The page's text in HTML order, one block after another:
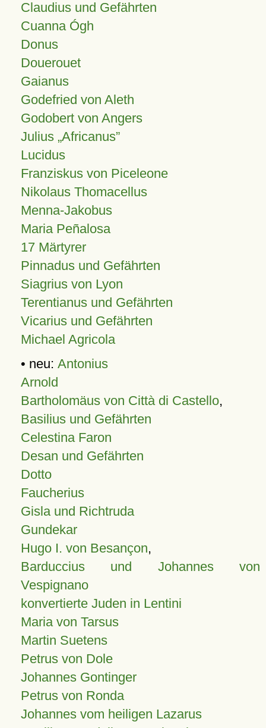
Claudius und Gefährten
Cuanna Ógh
Donus
Douerouet
Gaianus
Godefried von Aleth
Godobert von Angers
Julius Africanus
Lucidus
Franziskus von Piceleone
Nikolaus Thomacellus
Menna-Jakobus
Maria Peñalosa
17 Märtyrer
Pinnadus und Gefährten
Siagrius von Lyon
Terentianus und Gefährten
Vicarius und Gefährten
Michael Agricola
• neu: Antonius
Arnold
Bartholomäus von Città di Castello,
Basilius und Gefährten
Celestina Faron
Desan und Gefährten
Dotto
Faucherius
Gisla und Richtruda
Gundekar
Hugo I. von Besançon,
Barduccius und Johannes von
Vespignano
konvertierte Juden in Lentini
Maria von Tarsus
Martin Suetens
Petrus von Dole
Johannes Gontinger
Petrus von Ronda
Johannes vom heiligen Lazarus